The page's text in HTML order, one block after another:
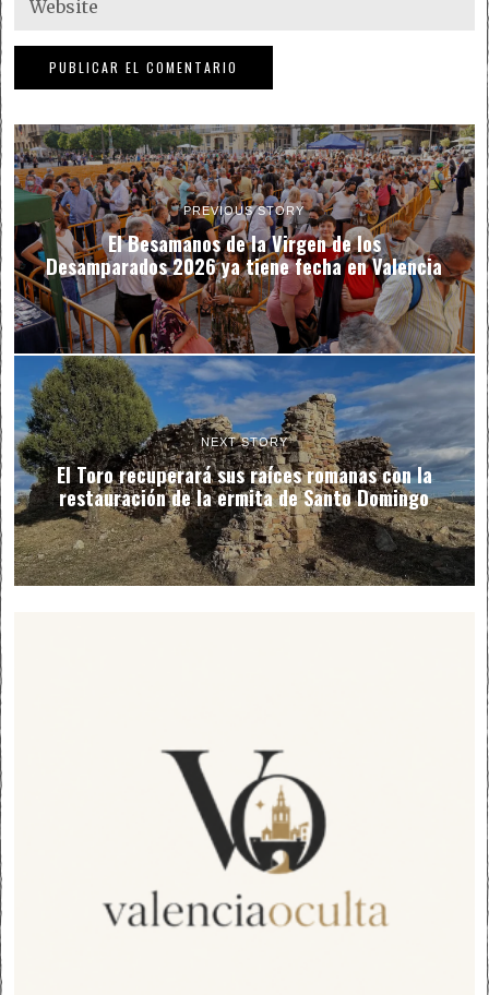
PREVIOUS STORY
El Besamanos de la Virgen de los
Desamparados 2026 ya tiene fecha en Valencia
NEXT STORY
El Toro recuperará sus raíces romanas con la
restauración de la ermita de Santo Domingo